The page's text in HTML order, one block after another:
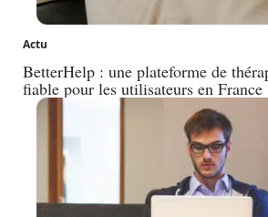
Actu
BetterHelp : une plateforme de
fiable pour les utilisateurs en France